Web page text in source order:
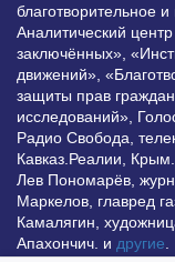
благотворительное
Аналитический
заключённых»,
движений»,
защиты прав
исследований»,
Радио Свобода,
Кавказ.Реалии,
Лев Пономарёв,
Маркелов, главред
Камалягин,
Апахончич. и другие